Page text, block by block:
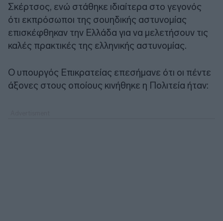
Σκέρτσος, ενώ στάθηκε ιδιαίτερα στο γεγονός
ότι εκπρόσωποι της σουηδικής αστυνομίας
επισκέφθηκαν την Ελλάδα για να μελετήσουν τις
καλές πρακτικές της ελληνικής αστυνομίας.
Ο υπουργός Επικρατείας επεσήμανε ότι οι πέντε
άξονες στους οποίους κινήθηκε η Πολιτεία ήταν: